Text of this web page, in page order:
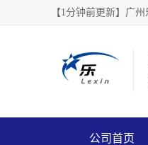
公司首页